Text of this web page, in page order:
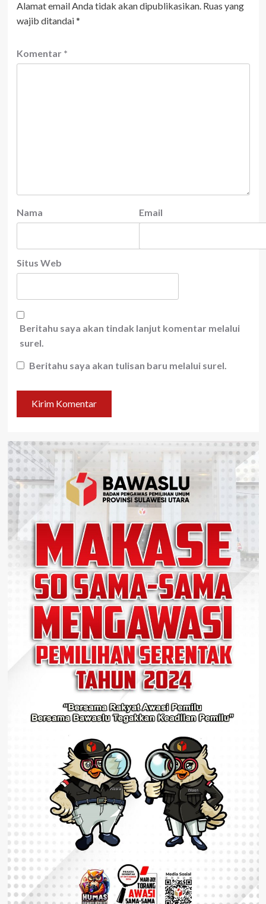
Alamat email Anda tidak akan dipublikasikan. Ruas yang
wajib ditandai*
Komentar *
Nama Email
Situs Web
Beritahu saya akan tindak lanjut komentar melalui
surel.
Beritahu saya akan tulisan baru melalui surel.